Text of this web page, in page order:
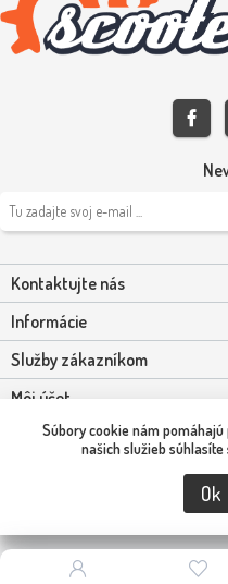
Kontaktujte nás
Informácie
Služby zákazníkom
Môj účet
Powered
Copyright © 2026 Scooter-
Súbory cookie nám
našich služieb
Ok